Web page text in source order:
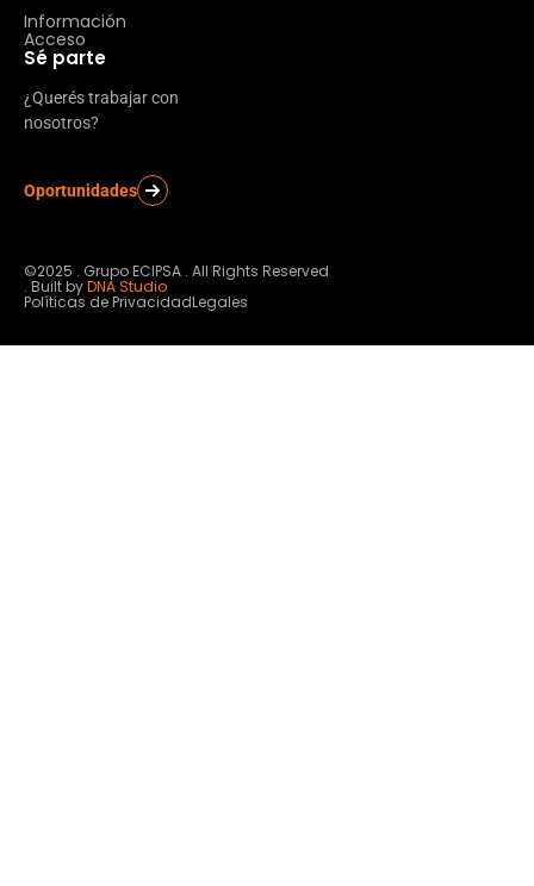
Información
Acceso
Sé parte
¿Querés trabajar con
nosotros?
Oportunidades
©2025 . Grupo ECIPSA . All Rights Reserved
. Built byDNA Studio
Políticas de PrivacidadLegales